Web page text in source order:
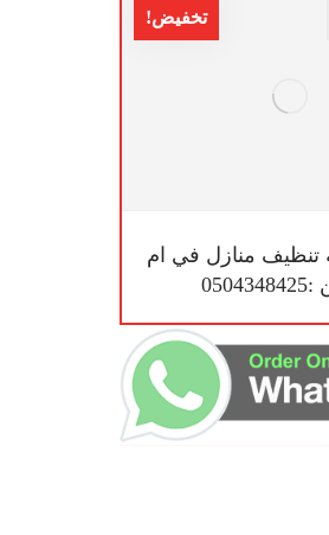
تخفيض!
منازل في ام